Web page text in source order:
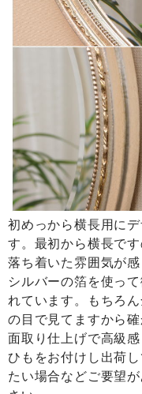
初めっから横長用に
す。最初から横長で
落ち着いた雰囲気が
シルバーの箔を使っ
れています。もちろ
の目で見てますから
面取り仕上げで高級感
ひもをお付けし出荷
たい場合などご要望